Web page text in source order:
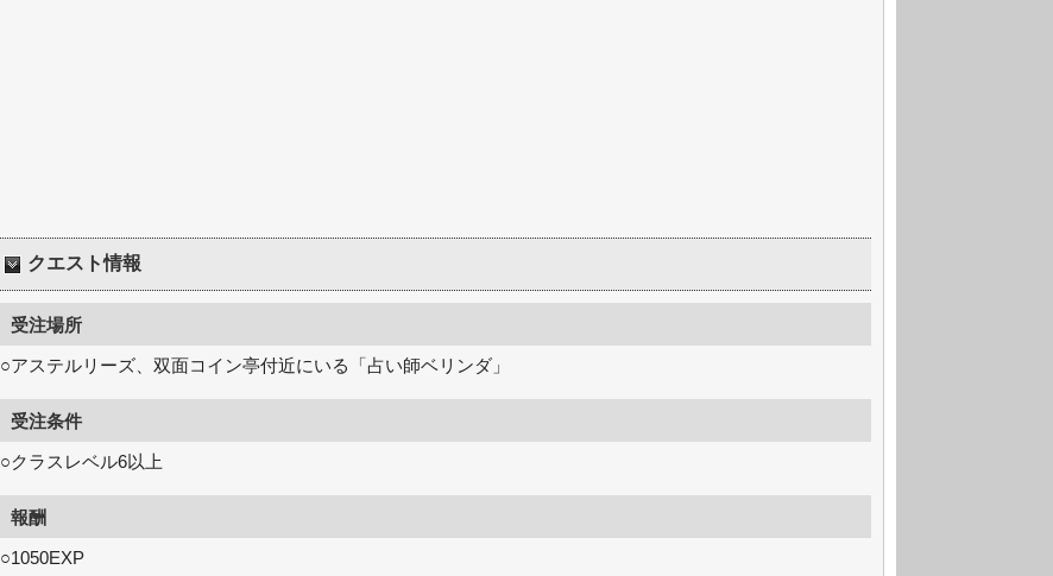
クエスト情報
受注場所
○アステルリーズ、双面コイン亭付近にいる「占い師ベリンダ」
受注条件
○クラスレベル6以上
報酬
○1050EXP